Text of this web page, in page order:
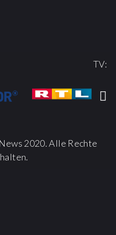
TV:
2020. Alle Rechte